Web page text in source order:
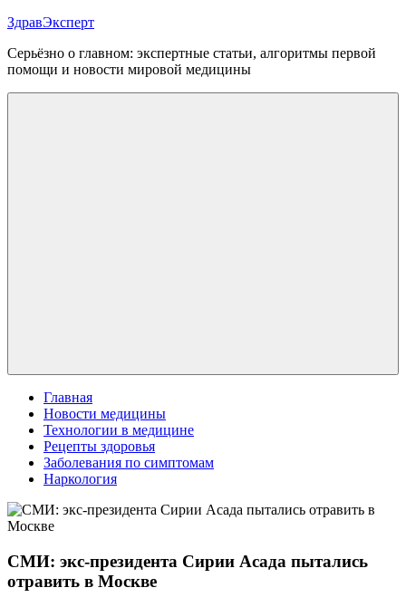
Перейти
содержимому
ЗдравЭксперт
Серьёзно о главном: экспертные статьи, алгоритмы первой
помощи и новости мировой медицины
Главная
Новости медицины
Технологии в медицине
Рецепты здоровья
Заболевания по симптомам
Наркология
СМИ: экс-президента Сирии Асада пытались
отравить в Москве